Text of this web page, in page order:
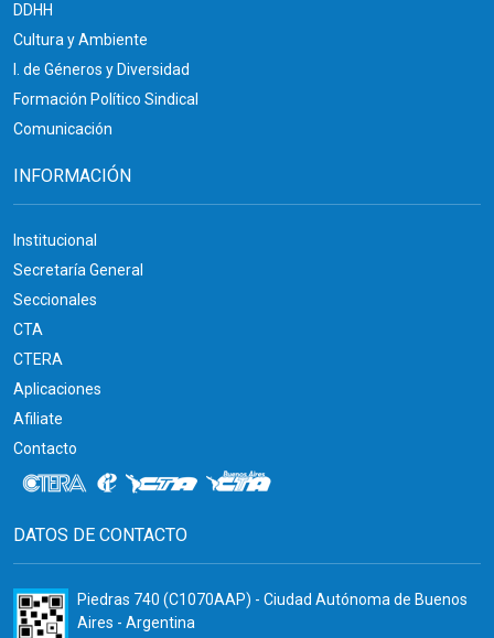
DDHH
Cultura y Ambiente
I. de Géneros y Diversidad
Formación Político Sindical
Comunicación
INFORMACIÓN
Institucional
Secretaría General
Seccionales
CTA
CTERA
Aplicaciones
Afiliate
Contacto
DATOS DE CONTACTO
Piedras 740 (C1070AAP) - Ciudad Autónoma de Buenos
Aires - Argentina